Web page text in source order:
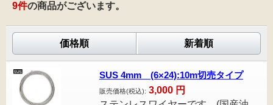
9件の商品がございます。
価格順 新着順
SUS 4mm (6×24):10m切売タイプ
販売価格(税込): 3,000 円